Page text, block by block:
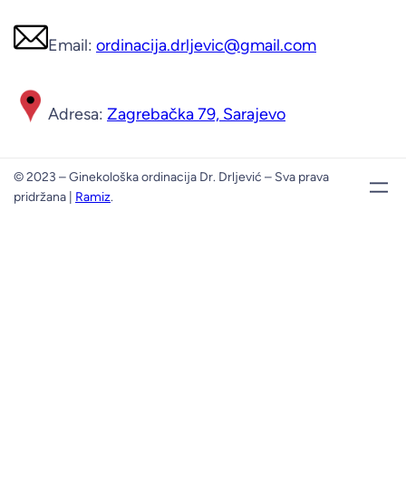
Email: ordinacija.drljevic@gmail.com
Adresa: Zagrebačka 79, Sarajevo
© 2023 – Ginekološka ordinacija Dr. Drljević – Sva prava
pridržana | Ramiz.